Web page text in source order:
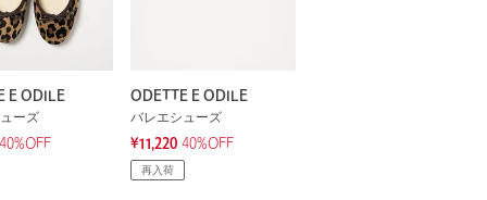
E ODILE
ーズ
40%OFF
ODETTE E ODILE
バレエシューズ
¥11,220 40%OFF
再入荷